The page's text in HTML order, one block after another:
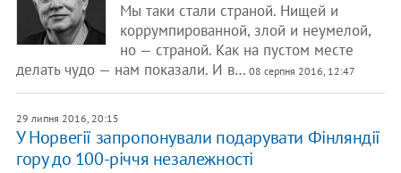
Мы таки стали страной. Нищей и
коррумпированной, злой и неумелой,
но — страной. Как на пустом месте
делать чудо — нам показали. И в… 08 серпня 2016, 12:47
29 липня 2016, 20:15
У Норвегії запропонували подарувати Фінляндії
гору до 100-річчя незалежності